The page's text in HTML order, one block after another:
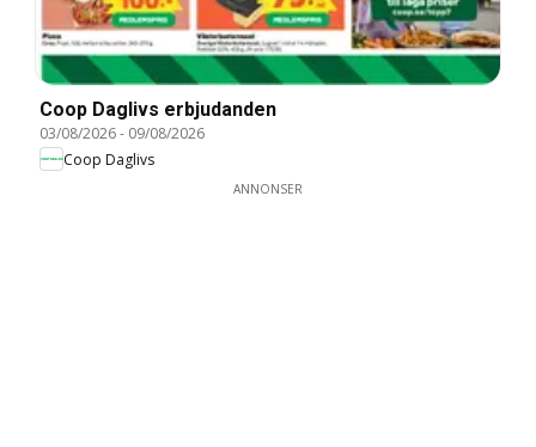
Coop Daglivs erbjudanden
03/08/2026- 09/08/2026
Coop Daglivs
ANNONSER